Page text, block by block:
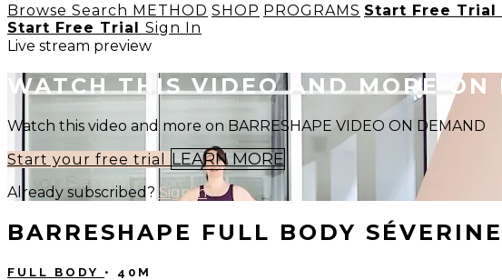
Browse Search METHOD SHOP PROGRAMS Start Free Trial
Start Free Trial Sign In
Live stream preview
WATCH THIS VIDEO AND MORE
Watch this video and more on BARRESHAPE VIDEO ON DEMAND
Start your free trial
LEARN MORE
Already subscribed? Sign in
BARRESHAPE FULL BODY
FULL BODY • 40M